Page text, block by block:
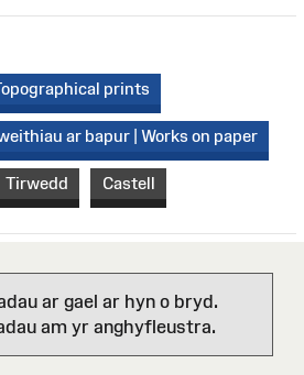
prints
ar bapur | Works on paper
Tirwedd Castell
ar gael ar hyn o bryd.
am yr anghyfleustra.